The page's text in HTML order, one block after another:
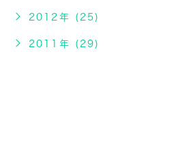
2012年 (25)
2011年 (29)